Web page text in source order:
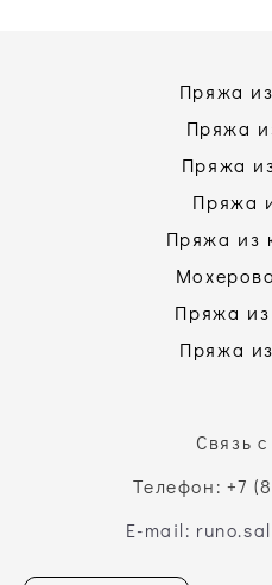
Пряжа
Пряжа
Пряжа
Пряжа
Пряжа из
Пряжа из
Пряжа
Связь
Телефон: +7
E-mail: